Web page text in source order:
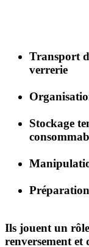
Transport
verrerie
Stockage
Ils jouent un
renversementet